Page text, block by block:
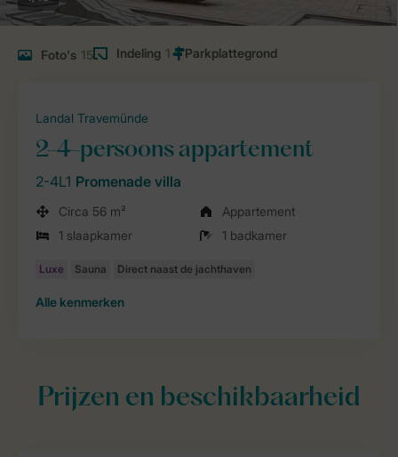
Foto's 15 Indeling 1
Landal Travemünde
2-4-persoons appartement
2-4L1 Promenade villa
Circa 56 m²
Appartement
1 slaapkamer
1 badkamer
Alle kenmerken
Prijzen en beschikbaarheid